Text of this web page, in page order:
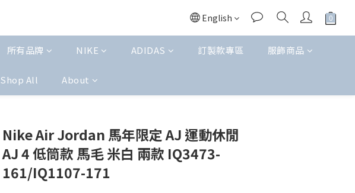
English
所有品牌 NIKE ADIDAS 訂製款專區 服飾商品
Shop All About
Nike Air Jordan 馬年限定 AJ 運動休閒
AJ 4 低筒款 馬毛 米白 兩款 IQ3473-
161/IQ1107-171